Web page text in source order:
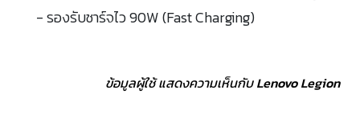
- รองรับชาร์จไว 90W (Fast Charging)
ข้อมูลผู้ใช้ แสดงความเห็นกับLenovo Legion